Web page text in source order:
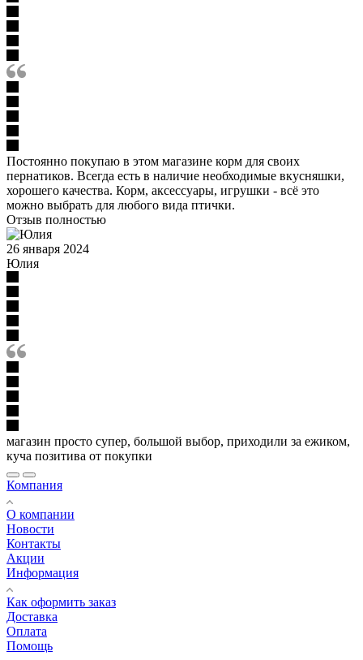
Постоянно покупаю в этом магазине корм для своих
пернатиков. Всегда есть в наличие необходимые вкусняшки,
хорошего качества. Корм, аксессуары, игрушки - всё это
можно выбрать для любого вида птички.
Отзыв полностью
26 января 2024
Юлия
магазин просто супер, большой выбор, приходили за ежиком,
куча позитива от покупки
Компания
О компании
Новости
Контакты
Акции
Информация
Как оформить заказ
Доставка
Оплата
Помощь